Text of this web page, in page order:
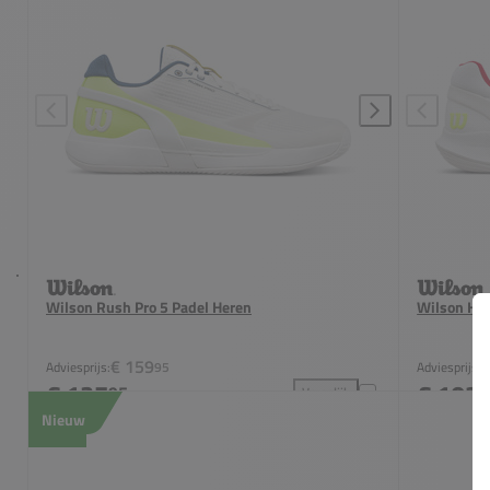
Wilson Rush Pro 5 Padel Heren
Adviesprijs:€ 15995
€ 12795
Vergelijk
Wilson
Adviesprijs:
€ 103
Nieuw